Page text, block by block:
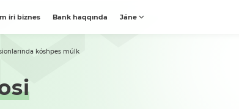
iri biznes Bank haqqında Jáne
kóshpes múlk